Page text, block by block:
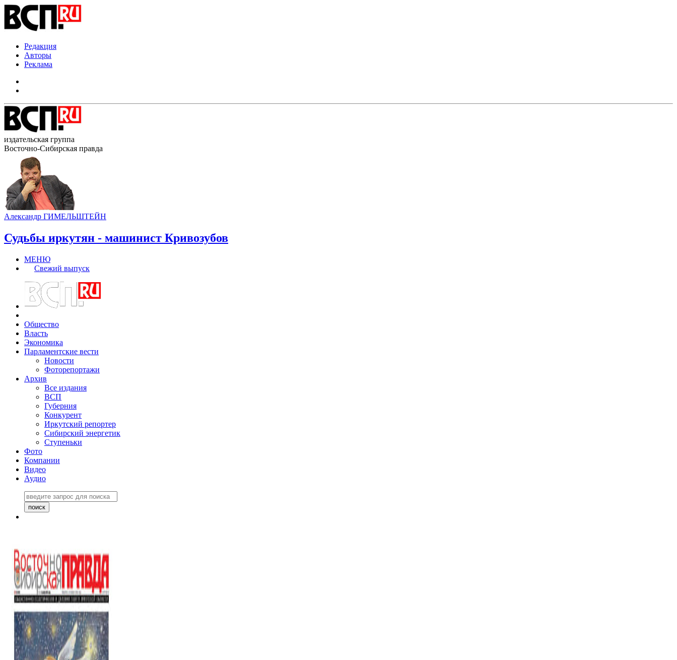
Редакция
Авторы
Реклама
издательская группа
Восточно-Сибирская правда
Александр ГИМЕЛЬШТЕЙН
Судьбы иркутян - машинист Кривозубов
МЕНЮ
Свежий выпуск
Общество
Власть
Экономика
Парламентские вести
Новости
Фоторепортажи
Архив
Все издания
ВСП
Губерния
Конкурент
Иркутский репортер
Сибирский энергетик
Ступеньки
Фото
Компании
Видео
Аудио